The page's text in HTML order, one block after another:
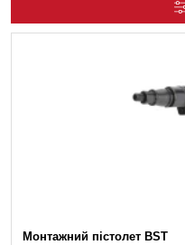
Монтажний пістолет BST